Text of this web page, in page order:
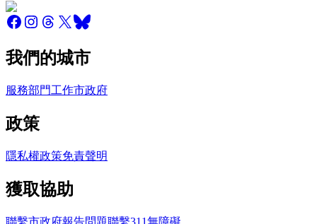
我們的城市
服務部門工作市政府
政策
隱私權政策免責聲明
獲取協助
聯繫市政府報告問題聯繫311無障礙